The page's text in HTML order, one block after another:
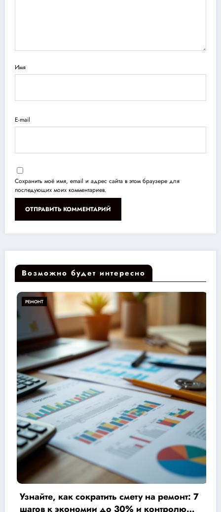
Имя
E-mail
Сохранить моё имя, email и адрес сайта в этом браузере для
последующих моих комментариев.
Возможно будет интересно
смету на ремонт: 7
и контролю
РЕМОНТ
Ремонт от
выбрать, чтобы